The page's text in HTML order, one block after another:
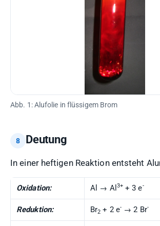
Abb. 1: Alufolie in flüssigem Brom
Deutung
In einer heftigen Reaktion entsteht
Oxidation: Al → Al 3++ 3 e-
Reduktion: Br2 + 2 e- → 2 Br-